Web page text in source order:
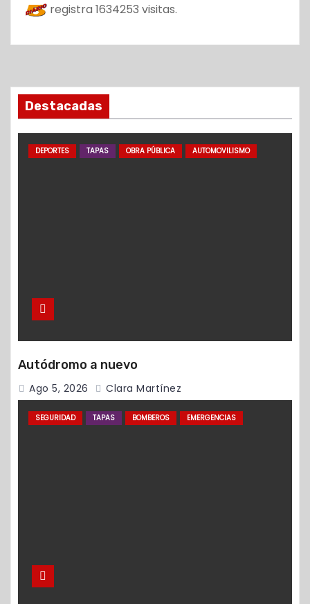
registra 1634253 visitas.
Destacadas
DEPORTES TAPAS OBRA PÚBLICA AUTOMOVILISMO
Autódromo a nuevo
Ago 5, 2026 Clara Martínez
SEGURIDAD TAPAS BOMBEROS EMERGENCIAS